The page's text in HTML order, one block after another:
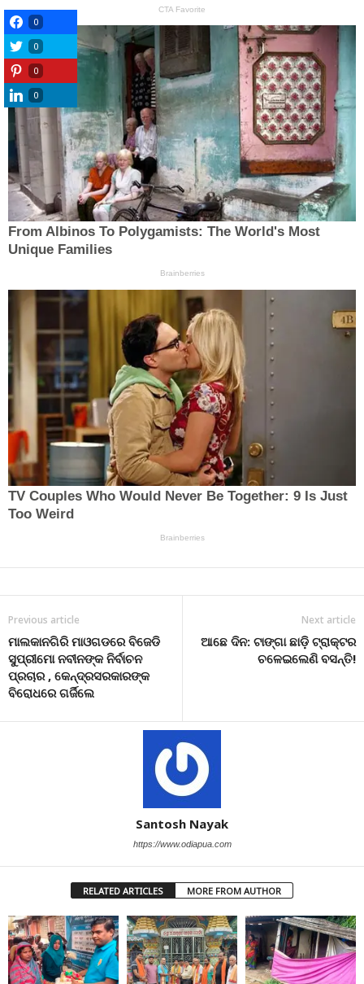
Previous article
ମାଲକାନଗିରି ମାଓଗଡରେ ବିଜେଡି
ସୁପ୍ରୀମୋ ନବୀନଙ୍କ ନିର୍ବାଚନ
ପ୍ରଚାର , କେନ୍ଦ୍ରସରକାରଙ୍କ
ବିରୋଧରେ ଗର୍ଜିଲେ
Next article
ଆଛେ ଦିନ: ଟାଙ୍ଗା ଛାଡ଼ି ଟ୍ରାକ୍ଟର
ଚଳେଇଲେଣି ବସନ୍ତି!
Santosh Nayak
https://www.odiapua.com
RELATED ARTICLES MORE FROM AUTHOR
0
0
0
0